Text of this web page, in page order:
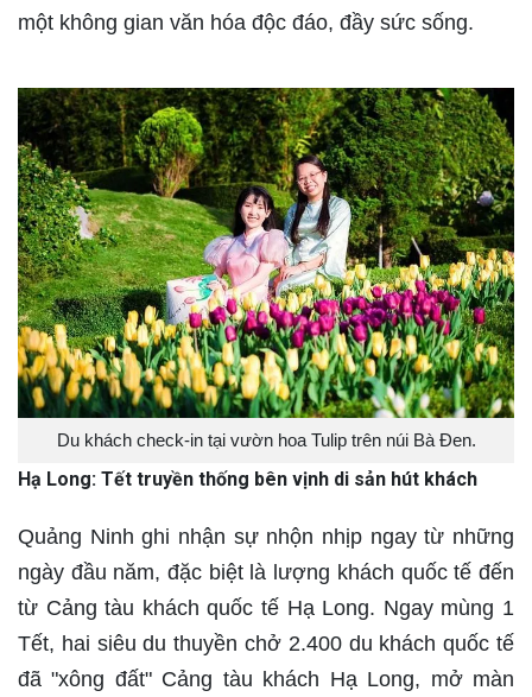
một không gian văn hóa độc đáo, đầy sức sống.
Du khách check-in tại vườn hoa Tulip trên núi Bà Đen.
Hạ Long: Tết truyền thống bên vịnh di sản hút khách
Quảng Ninh ghi nhận sự nhộn nhịp ngay từ những
ngày đầu năm, đặc biệt là lượng khách quốc tế đến
từ Cảng tàu khách quốc tế Hạ Long. Ngay mùng 1
Tết, hai siêu du thuyền chở 2.400 du khách quốc tế
đã "xông đất" Cảng tàu khách Hạ Long, mở màn